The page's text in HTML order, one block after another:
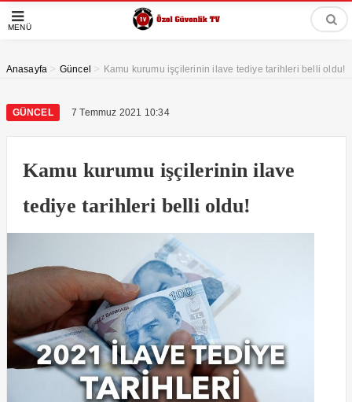
MENÜ
Anasayfa > Güncel > Kamu kurumu işçilerinin ilave tediye tarihleri belli oldu!
GÜNCEL 7 Temmuz 2021 10:34
Kamu kurumu işçilerinin ilave
tediye tarihleri belli oldu!